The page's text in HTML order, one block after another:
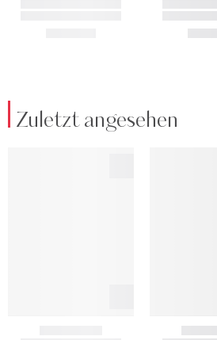
Zuletzt angesehen